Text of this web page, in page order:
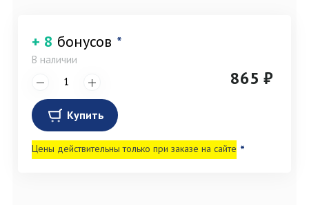
+ 8 бонусов *
В наличии
865 ₽
Купить
Цены действительны только при заказе на сайте *